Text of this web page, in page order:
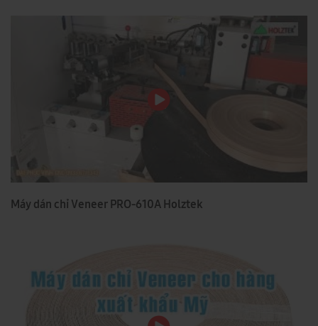
Máy dán chỉ Veneer PRO-610A Holztek